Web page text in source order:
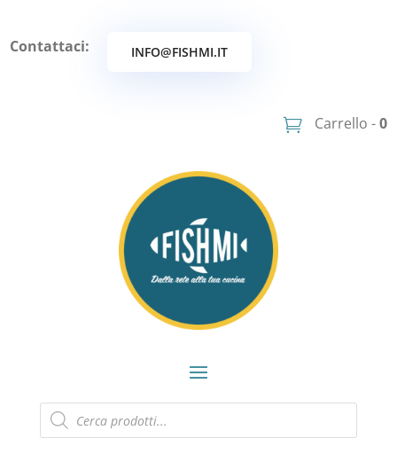
Contattaci: INFO@FISHMI.IT
Carrello -0
Products
search